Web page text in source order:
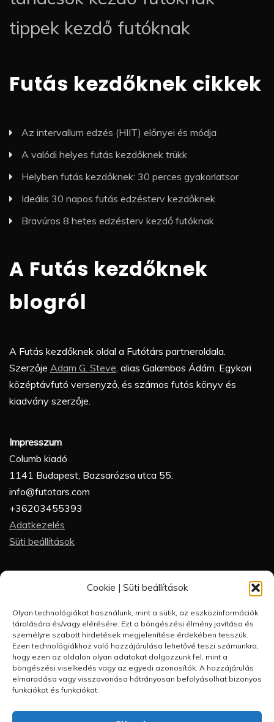
Cookie | Süti beállítások
Olyan technológiákat használunk, mint a sütik, az eszközinformációk
tárolására és/vagy elérésére. Ezt a böngészési élmény javítása és
személyre szabott hirdetések megjelenítése érdekében tesszük.
Ezen technológiákhoz való hozzájárulása lehetővé teszi számunkra,
hogy ezen az oldalon olyan adatokat dolgozzunk fel, mint a
böngészési viselkedés vagy az egyedi azonosítók. A hozzájárulás
elmaradása vagy visszavonása hátrányosan befolyásolhat bizonyos
funkciókat és funkciókat.
tippek kezdő futóknak
Futás kezdőknek cikkek
Az intervallum edzés (HIIT) előnyei és módja
A valódi helyes futás kezdőknek trükk
Helyben futás kezdőknek: 30 perces gyakorlatsor
Ideális 30 napos futás edzésterv kezdőknek
Bravúros 8 hetes edzésterv kezdő futóknak
A Futás kezdőknek
blogról
A Futás kezdőknek oldal a Futótárs partneroldala.
Szerzője Adam G. Steve , alias Galambos Ádám. Egykori
középtávfutó versenyző, és számos futós könyv és
kiadvány szerzője.
Impresszum
Columb kiadó
1141 Budapest, Bazsarózsa utca 55.
info@futotars.com
+36203455393
Adatkezelés
Süti beállítások
Futótárs blog
Futásakadémia
FutótárShop
Futórandi